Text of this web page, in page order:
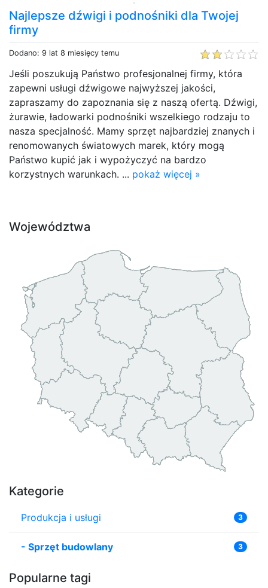
Najlepsze dźwigi i podnośniki dla Twojej
firmy
Dodano: 9 lat 8 miesięcy temu
Jeśli poszukują Państwo profesjonalnej firmy, która
zapewni usługi dźwigowe najwyższej jakości,
zapraszamy do zapoznania się z naszą ofertą. Dźwigi,
żurawie, ładowarki podnośniki wszelkiego rodzaju to
nasza specjalność. Mamy sprzęt najbardziej znanych i
renomowanych światowych marek, który mogą
Państwo kupić jak i wypożyczyć na bardzo
korzystnych warunkach. ... pokaż więcej »
Województwa
Kategorie
Produkcja i usługi 3
- Sprzęt budowlany 3
Popularne tagi